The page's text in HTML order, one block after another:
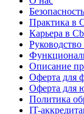
Поддержка
Для
О нас
Практика в
Карьера в
Руководство
Описание